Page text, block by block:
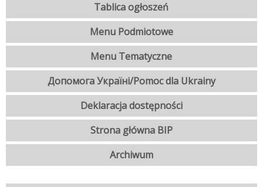
Tablica ogłoszeń
Menu Podmiotowe
Menu Tematyczne
Допомога Україні/Pomoc dla Ukrainy
Deklaracja dostępności
Strona główna BIP
Archiwum